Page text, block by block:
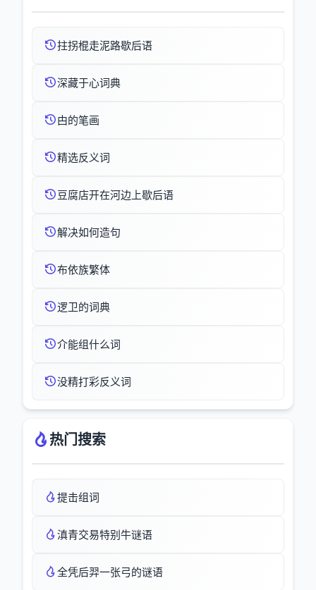
拄拐棍走泥路歇后语
深藏于心词典
甴的笔画
精选反义词
豆腐店开在河边上歇后语
解决如何造句
布依族繁体
逻卫的词典
介能组什么词
没精打彩反义词
热门搜索
提击组词
滇青交易特别牛谜语
全凭后羿一张弓的谜语